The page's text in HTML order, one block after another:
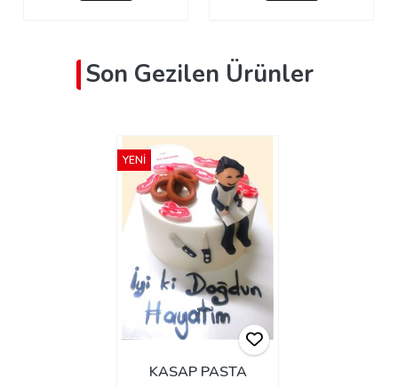
Son Gezilen Ürünler
KASAP PASTA
YENİ